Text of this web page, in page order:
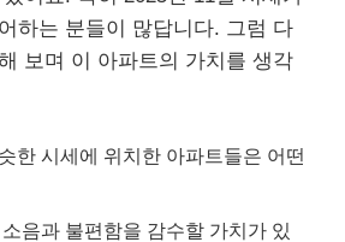
하는 분들이 많답니다. 그럼 다
보며 이 아파트의 가치를 생각
한 시세에 위치한 아파트들은 어떤
음과 불편함을 감수할 가치가 있